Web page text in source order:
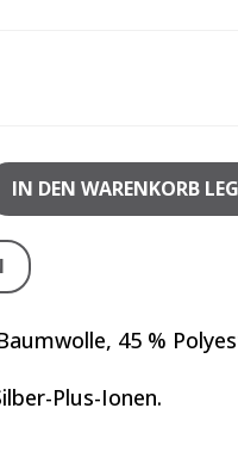
IN DEN WARENKORB
45 %
Plus-Ionen.